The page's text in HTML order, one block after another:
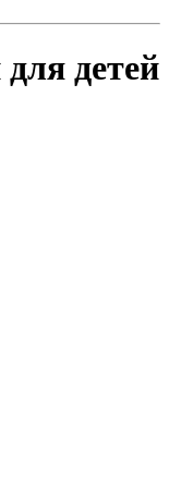
детей